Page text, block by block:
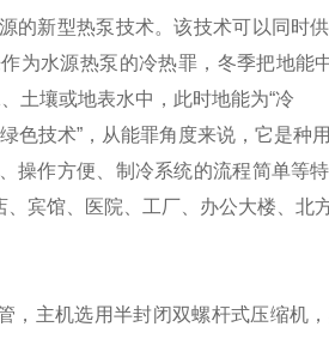
的新型热泵技术。该技术可以同时
为水源热泵的冷热罪，冬季把地能
土壤或地表水中，此时地能为“冷
色技术”，从能罪角度来说，它是种
操作方便、制冷系统的流程简单等
宾馆、医院、工厂、办公大楼、北
，主机选用半封闭双螺杆式压缩机